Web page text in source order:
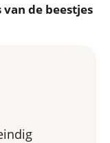
de beestjes